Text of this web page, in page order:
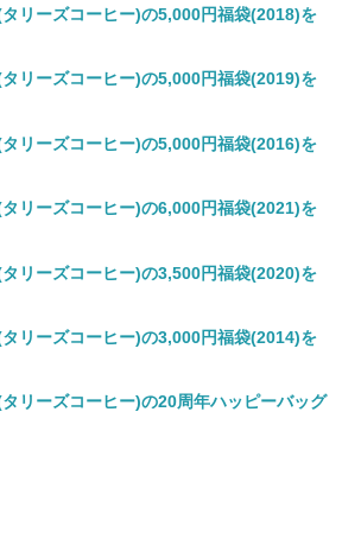
リーズコーヒー)の5,000円福袋(2018)を
リーズコーヒー)の5,000円福袋(2019)を
リーズコーヒー)の5,000円福袋(2016)を
リーズコーヒー)の6,000円福袋(2021)を
リーズコーヒー)の3,500円福袋(2020)を
リーズコーヒー)の3,000円福袋(2014)を
リーズコーヒー)の20周年ハッピーバッグ